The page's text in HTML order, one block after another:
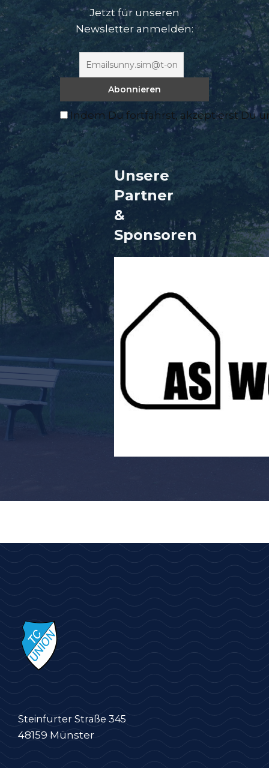
Jetzt für unseren
Newsletter anmelden:
Indem Du fortfährst, akzeptierst Du
Unsere
Partner
&
Sponsoren
Steinfurter Straße 345
48159 Münster